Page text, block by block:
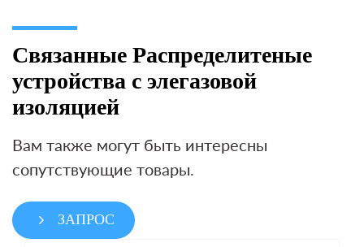
Связанные Распределитеные
устройства с элегазовой
изоляцией
Вам также могут быть интересны
сопутствующие товары.
ЗАПРОС